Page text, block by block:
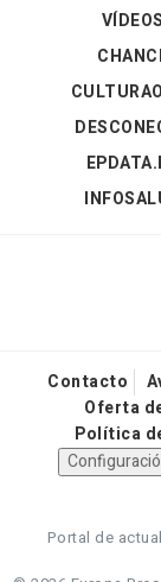
VÍDEOS
Contacto
Oferta
Política
Portal de